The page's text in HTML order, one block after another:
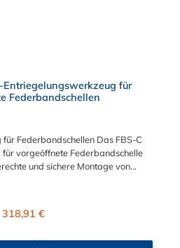
Entriegelungswerkzeug für
Federbandschellen
Federbandschellen Das FBS-C
vorgeöffnete Federbandschelle
und sichere Montage von
Gewerbe und Industrie das
Regulärer Preis:
318,91 €